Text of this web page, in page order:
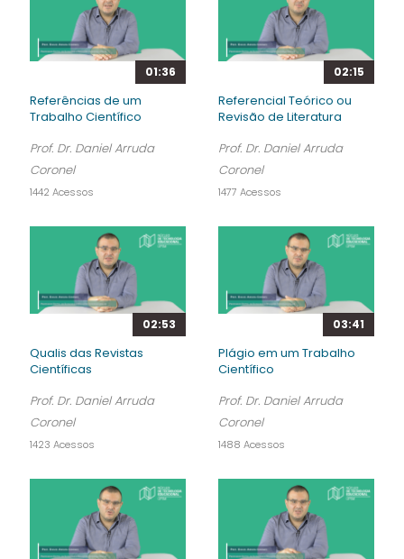
01:36
Referências de um
Trabalho Científico
Prof. Dr. Daniel Arruda
Coronel
1442 Acessos
02:15
Referencial Teórico ou
Revisão de Literatura
Prof. Dr. Daniel Arruda
Coronel
1477 Acessos
02:53
Qualis das Revistas
Científicas
Prof. Dr. Daniel Arruda
Coronel
1423 Acessos
03:41
Plágio em um Trabalho
Científico
Prof. Dr. Daniel Arruda
Coronel
1488 Acessos